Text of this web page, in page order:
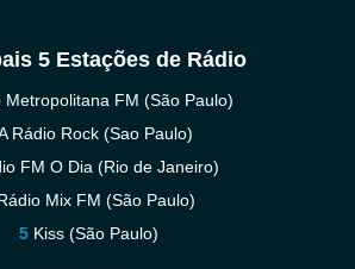
5 Estações de Rádio
Metropolitana FM (São Paulo)
Rádio Rock (Sao Paulo)
FM O Dia (Rio de Janeiro)
Mix FM (São Paulo)
Kiss (São Paulo)